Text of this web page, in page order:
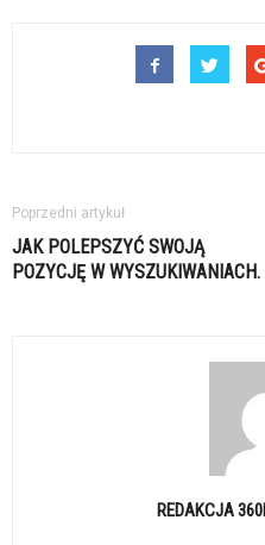
Poprzedni artykuł
JAK POLEPSZYĆ SWOJĄ
POZYCJĘ W WYSZUKIWANIACH.
REDAKCJA